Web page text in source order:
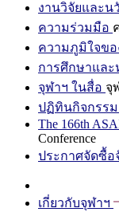
งานวิจัยและน
ความร่วมมือ
ความภูมิใจขอ
การศึกษาและ
จุฬาฯ ในสื่อ จุ
ปฏิทินกิจกรรม
The 166th
Conference
ประกาศจัดซื้อ
เกี่ยวกับจุฬาฯ